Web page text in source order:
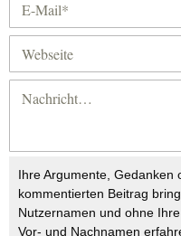
Ihre Argumente, Gedanken
kommentierten Beitrag
Nutzernamen und ohne
Vor- und Nachnamen